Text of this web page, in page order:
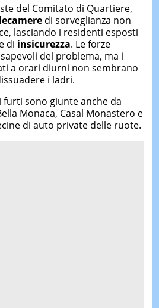
del Comitato di Quartiere,
di sorveglianza non
lasciando i residenti esposti
di insicurezza. Le forze
del problema, ma i
a orari diurni non sembrano
i ladri.
furti sono giunte anche da
Monaca, Casal Monastero e
di auto private delle ruote.